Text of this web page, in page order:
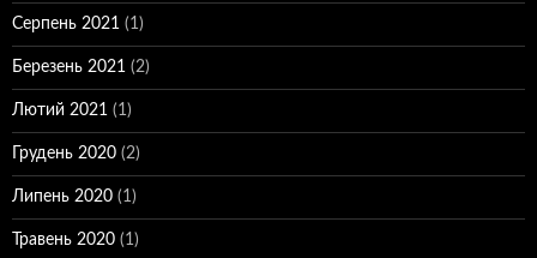
Серпень 2021 (1)
Березень 2021 (2)
Лютий 2021 (1)
Грудень 2020 (2)
Липень 2020 (1)
Травень 2020 (1)